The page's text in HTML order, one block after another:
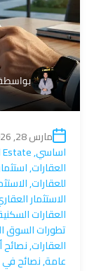
مارس 28, 2026
اساسي,
Estate
العقارات,
للعقارات,
الاستثمار
العقارات
تطورات السوق
العقارات,نصائح
عامة,نصائح في